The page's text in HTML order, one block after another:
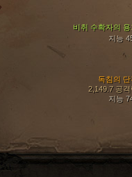
비취 수확자의 용
지능
독침의 단
2,149.7 공격
지능